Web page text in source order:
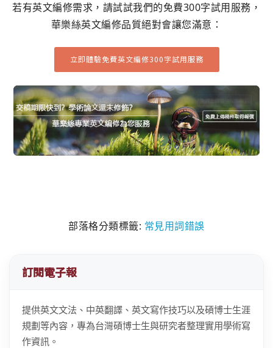
若有英文編修需求，請試試我們的免費300字試用服務，
華樂絲英文編修品質絕對會讓您滿意：
立即體驗免費英文編修300字試用服務
部落格分類標籤: 常見用詞錯誤
訂閱電子報
提供英文文法、中英翻譯、英文寫作技巧以及碩博士生涯
規劃等內容，專為台灣碩博士生與研究者整理實用學術寫
作資訊。